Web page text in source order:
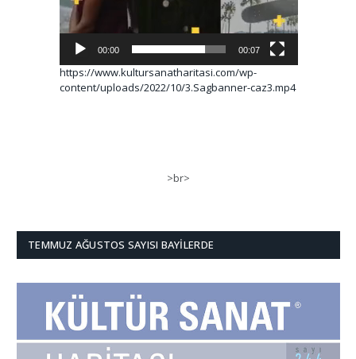
00:00 00:07
https://www.kultursanatharitasi.com/wp-
content/uploads/2022/10/3.Sagbanner-caz3.mp4
>br>
TEMMUZ AĞUSTOS SAYISI BAYILERDE